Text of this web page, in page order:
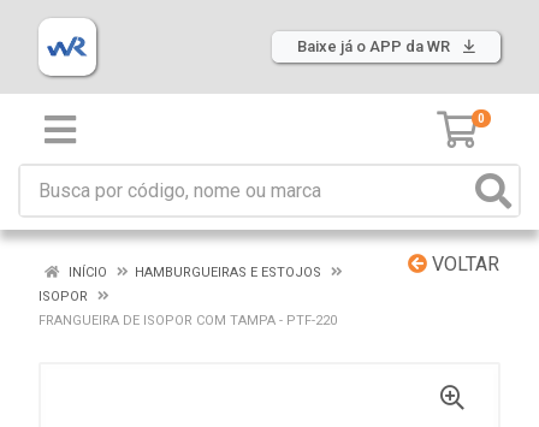
Baixe já o APP da WR
0
VOLTAR
INÍCIO
HAMBURGUEIRAS E ESTOJOS
ISOPOR
FRANGUEIRA DE ISOPOR COM TAMPA - PTF-220